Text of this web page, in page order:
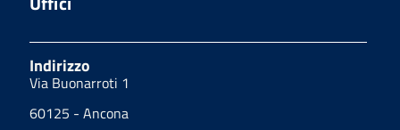
Indirizzo
Via Buonarroti 1
60125 - Ancona